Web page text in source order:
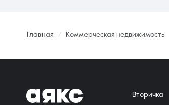
Главная Коммерческая недвижимость
Вторичка